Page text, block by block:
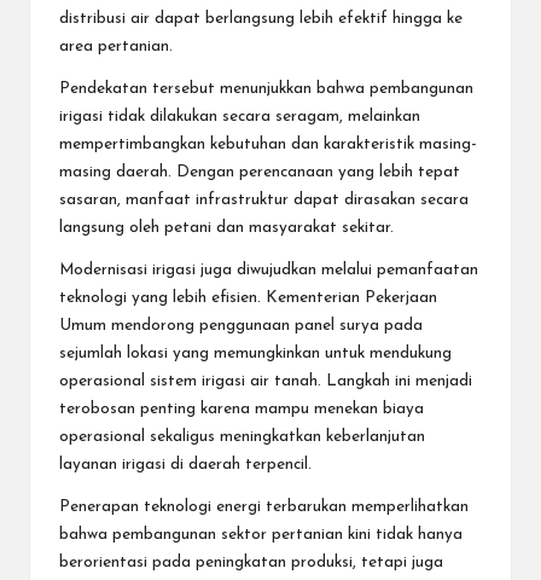
distribusi air dapat berlangsung lebih efektif hingga ke
area pertanian.
Pendekatan tersebut menunjukkan bahwa pembangunan
irigasi tidak dilakukan secara seragam, melainkan
mempertimbangkan kebutuhan dan karakteristik masing-
masing daerah. Dengan perencanaan yang lebih tepat
sasaran, manfaat infrastruktur dapat dirasakan secara
langsung oleh petani dan masyarakat sekitar.
Modernisasi irigasi juga diwujudkan melalui pemanfaatan
teknologi yang lebih efisien. Kementerian Pekerjaan
Umum mendorong penggunaan panel surya pada
sejumlah lokasi yang memungkinkan untuk mendukung
operasional sistem irigasi air tanah. Langkah ini menjadi
terobosan penting karena mampu menekan biaya
operasional sekaligus meningkatkan keberlanjutan
layanan irigasi di daerah terpencil.
Penerapan teknologi energi terbarukan memperlihatkan
bahwa pembangunan sektor pertanian kini tidak hanya
berorientasi pada peningkatan produksi, tetapi juga